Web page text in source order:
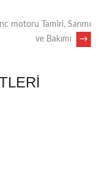
motoru Tamiri, Sarımı
ve Bakımı
→